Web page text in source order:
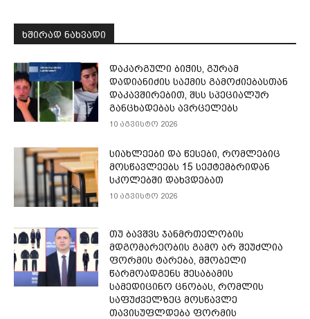
ᲮᲨᲘᲠᲐᲓ ᲜᲐᲮᲕᲐᲓᲘ
დაკარგული ბიჭის, გურამ
დადიანიძის საქმის გამოძიებასთან
დაკავშირებით, შსს სპეციალურ
განცხადებას ავრცელებს
10 აგვისტო 2026
სიახლეები და წესები, რომლებიც
მოსწავლეებს 15 სექტემბრიდან
სკოლებში დახვდებათ
10 აგვისტო 2026
თუ ბავშვს ჯანმრთელობის
მდგომარეობის გამო არ შეუძლია
ფორმის ტარება, მშობელი
წარმოადგენს შესაბამის
სამედიცინო ცნობას, რომლის
საფუძველზეც მოსწავლე
თავისუფლდება ფორმის